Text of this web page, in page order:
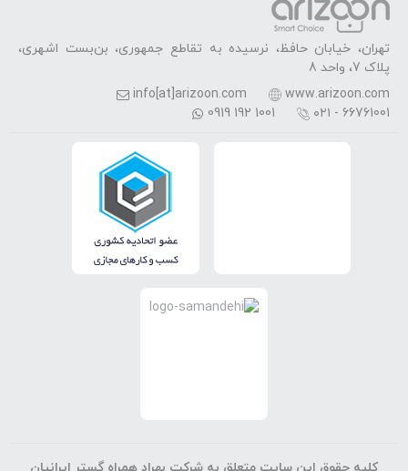
تهران، خیابان حافظ، نرسیده به تقاطع جمهوری، بن‌بست اشهری،
پلاک 7، واحد 8
www.arizoon.com
info[at]arizoon.com
۰۲۱ - 66761001
0919 192 1001